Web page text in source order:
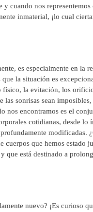
y cuando nos representemos
inmaterial, ¡lo cual
es especialmente en la
que la situación es
físico, la evitación, los
las sonrisas sean
nos encontramos es el
cotidianas, desde lo
modificadas.
cuerpos que hemos estado
que está destinado a
nuevo? ¡Es curioso